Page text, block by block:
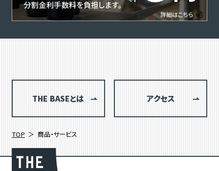
THE BASEとは アクセス
TOP 商品・サービス